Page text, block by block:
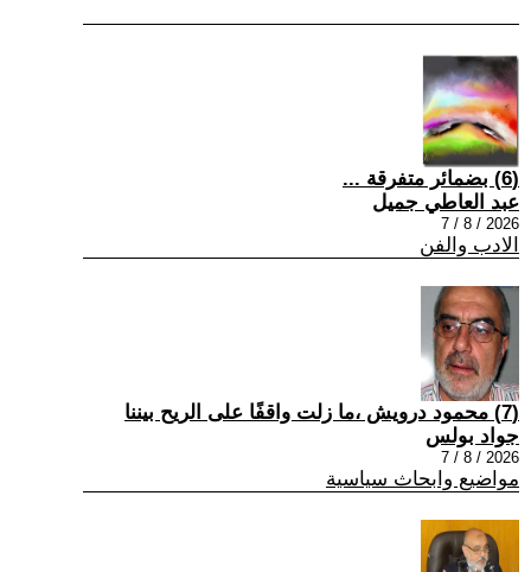
(6) بضمائر متفرقة ...
عبد العاطي جميل
2026 / 8 / 7
الادب والفن
(7) محمود درويش ،ما زلت واقفًا على الريح بيننا
جواد بولس
2026 / 8 / 7
مواضيع وابحاث سياسية